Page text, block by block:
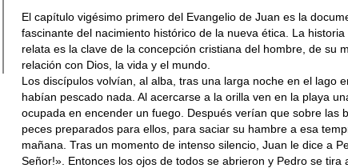
El capítulo vigésimo primero del Evangelio de Juan es la
fascinante del nacimiento histórico de la nueva ética. La
relata es la clave de la concepción cristiana del hombre, de su
relación con Dios, la vida y el mundo.
Los discípulos volvían, al alba, tras una larga noche en el lago
habían pescado nada. Al acercarse a la orilla ven en la playa
ocupada en encender un fuego. Después verían que sobre las
peces prepara­dos para ellos, para saciar su hambre a esa
mañana. Tras un momento de intenso silencio, Juan le dice a
Señor!». Entonces los ojos de todos se abrieron y Pedro se tira